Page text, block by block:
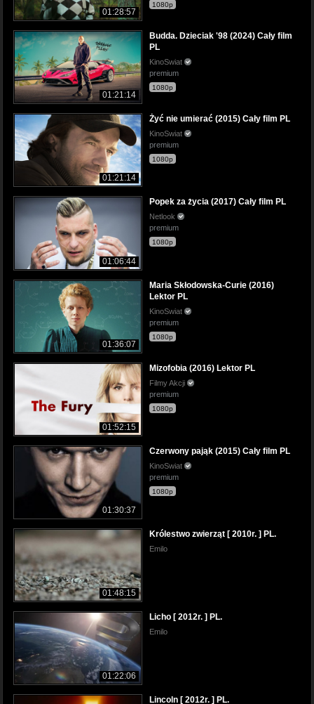
01:28:57
1080p
01:21:14
Budda. Dzieciak '98 (2024) Cały film
PL
KinoSwiat
premium
1080p
01:21:14
Żyć nie umierać (2015) Cały film PL
KinoSwiat
premium
1080p
01:06:44
Popek za życia (2017) Cały film PL
Netlook
premium
1080p
01:36:07
Maria Skłodowska-Curie (2016)
Lektor PL
KinoSwiat
premium
1080p
01:52:15
Mizofobia (2016) Lektor PL
Filmy Akcji
premium
1080p
01:30:37
Czerwony pająk (2015) Cały film PL
KinoSwiat
premium
1080p
01:48:15
Królestwo zwierząt [ 2010r. ] PL.
Emilo
01:22:06
Licho [ 2012r. ] PL.
Emilo
Lincoln [ 2012r. ] PL.